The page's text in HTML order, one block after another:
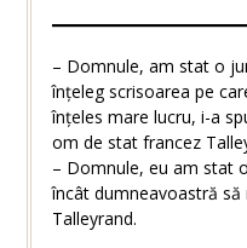
– Domnule, am stat o
înțeleg scrisoarea pe
înțeles mare lucru, i-a
om de stat francez
– Domnule, eu am stat
încât dumneavoastră
Talleyrand.